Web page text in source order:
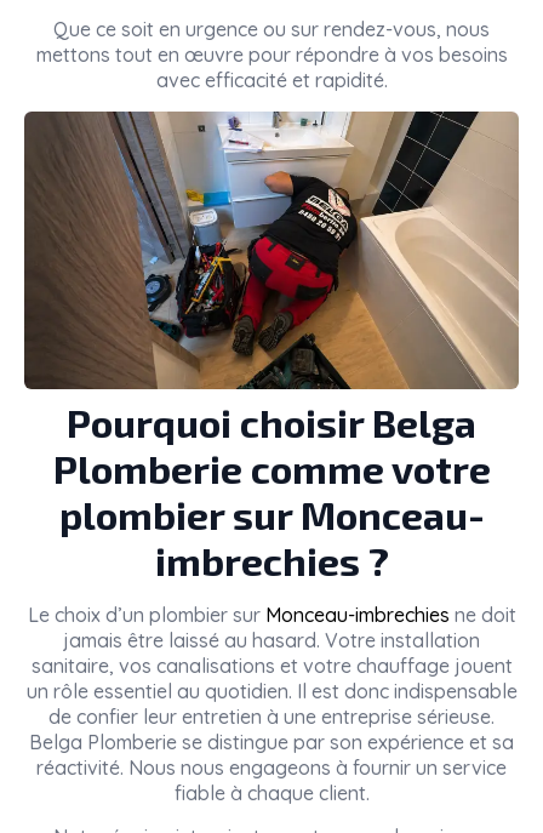
Que ce soit en urgence ou sur rendez-vous, nous
mettons tout en œuvre pour répondre à vos besoins
avec efficacité et rapidité.
Pourquoi choisir Belga
Plomberie comme votre
plombier sur Monceau-
imbrechies ?
Le choix d’un plombier sur Monceau-imbrechies ne doit
jamais être laissé au hasard. Votre installation
sanitaire, vos canalisations et votre chauffage jouent
un rôle essentiel au quotidien. Il est donc indispensable
de confier leur entretien à une entreprise sérieuse.
Belga Plomberie se distingue par son expérience et sa
réactivité. Nous nous engageons à fournir un service
fiable à chaque client.